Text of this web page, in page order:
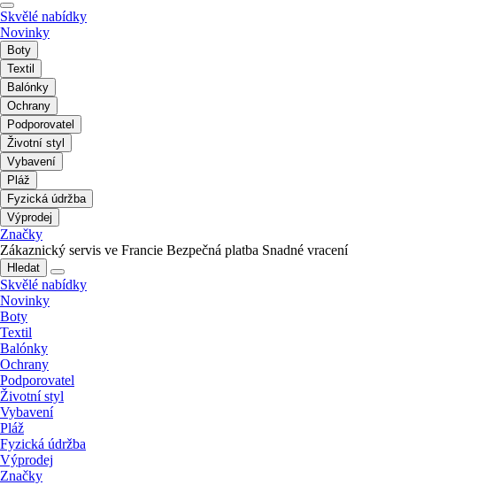
Skvělé nabídky
Novinky
Boty
Textil
Balónky
Ochrany
Podporovatel
Životní styl
Vybavení
Pláž
Fyzická údržba
Výprodej
Značky
Zákaznický servis ve Francie Bezpečná platba Snadné vracení
Hledat
Skvělé nabídky
Novinky
Boty
Textil
Balónky
Ochrany
Podporovatel
Životní styl
Vybavení
Pláž
Fyzická údržba
Výprodej
Značky